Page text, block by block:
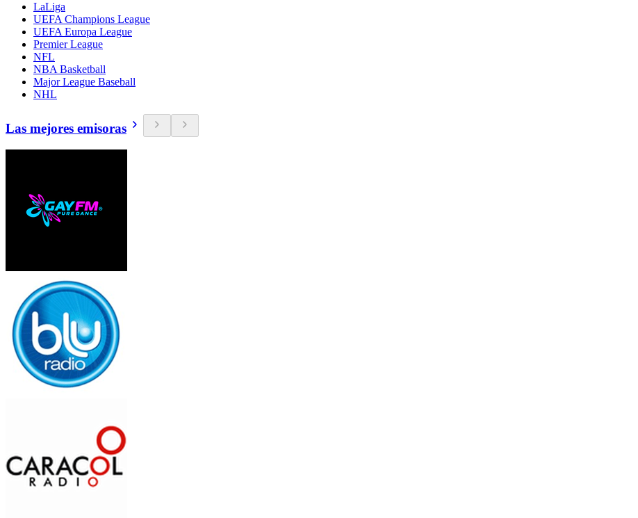
LaLiga
UEFA Champions League
UEFA Europa League
Premier League
NFL
NBA Basketball
Major League Baseball
NHL
Las mejores emisoras